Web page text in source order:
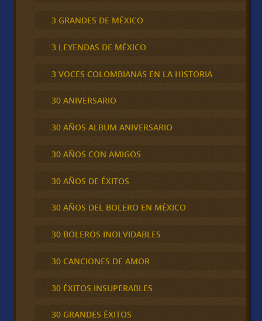
3 GRANDES DE MÉXICO
3 LEYENDAS DE MÉXICO
3 VOCES COLOMBIANAS EN LA HISTORIA
30 ANIVERSARIO
30 AÑOS ALBUM ANIVERSARIO
30 AÑOS CON AMIGOS
30 AÑOS DE ÉXITOS
30 AÑOS DEL BOLERO EN MÉXICO
30 BOLEROS INOLVIDABLES
30 CANCIONES DE AMOR
30 ÉXITOS INSUPERABLES
30 GRANDES ÉXITOS